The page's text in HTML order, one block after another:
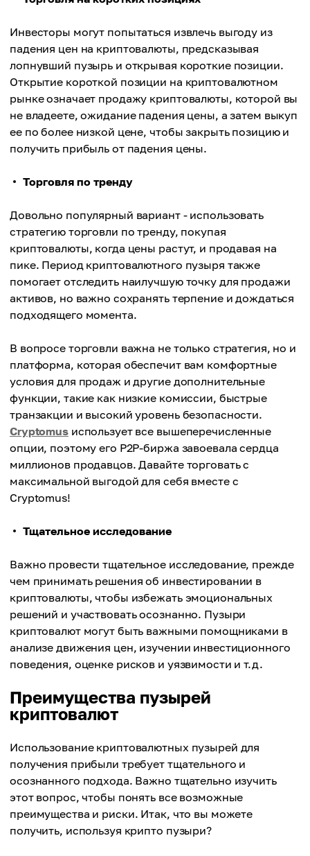
Инвесторы могут попытаться извлечь выгоду из
падения цен на криптовалюты, предсказывая
лопнувший пузырь и открывая короткие позиции.
Открытие короткой позиции на криптовалютном
рынке означает продажу криптовалюты, которой вы
не владеете, ожидание падения цены, а затем выкуп
ее по более низкой цене, чтобы закрыть позицию и
получить прибыль от падения цены.
Торговля по тренду
Довольно популярный вариант - использовать
стратегию торговли по тренду, покупая
криптовалюты, когда цены растут, и продавая на
пике. Период криптовалютного пузыря также
помогает отследить наилучшую точку для продажи
активов, но важно сохранять терпение и дождаться
подходящего момента.
В вопросе торговли важна не только стратегия, но и
платформа, которая обеспечит вам комфортные
условия для продаж и другие дополнительные
функции, такие как низкие комиссии, быстрые
транзакции и высокий уровень безопасности.
Cryptomusиспользует все вышеперечисленные
опции, поэтому его P2P-биржа завоевала сердца
миллионов продавцов. Давайте торговать с
максимальной выгодой для себя вместе с
Cryptomus!
Тщательное исследование
Важно провести тщательное исследование, прежде
чем принимать решения об инвестировании в
криптовалюты, чтобы избежать эмоциональных
решений и участвовать осознанно. Пузыри
криптовалют могут быть важными помощниками в
анализе движения цен, изучении инвестиционного
поведения, оценке рисков и уязвимости и т.д.
Преимущества пузырей
криптовалют
Использование криптовалютных пузырей для
получения прибыли требует тщательного и
осознанного подхода. Важно тщательно изучить
этот вопрос, чтобы понять все возможные
преимущества и риски. Итак, что вы можете
получить, используя крипто пузыри?